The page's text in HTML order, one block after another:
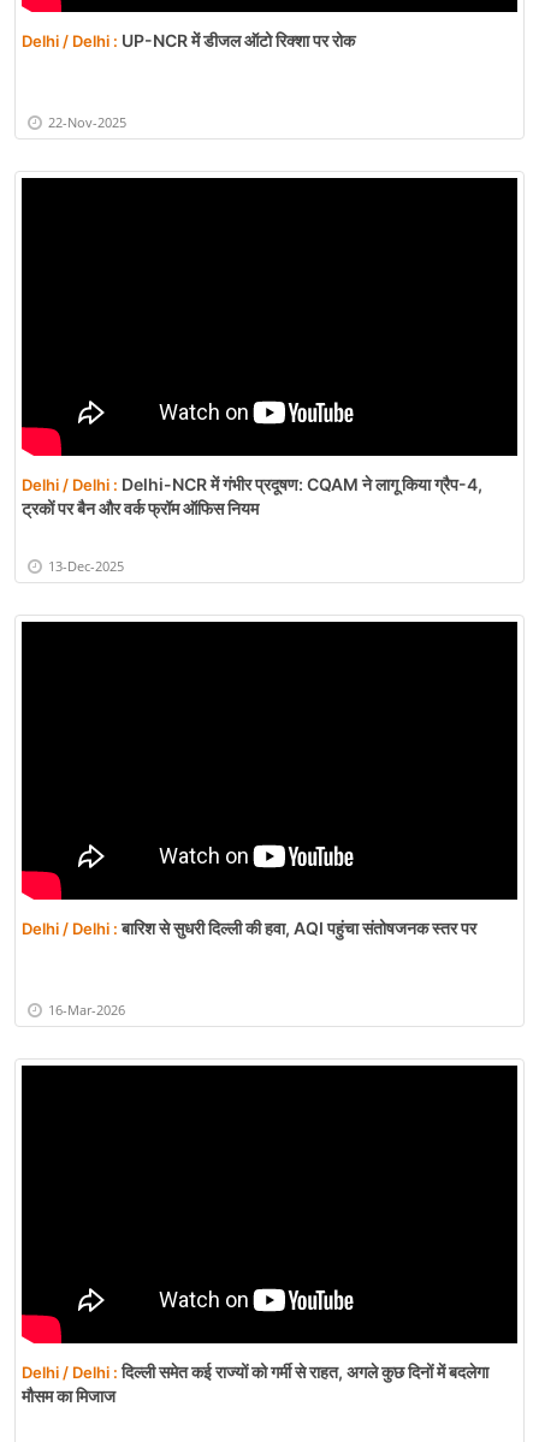
Delhi / Delhi : UP-NCR में डीजल ऑटो रिक्शा पर रोक
22-Nov-2025
Delhi / Delhi : Delhi-NCR में गंभीर प्रदूषण: CQAM ने लागू किया ग्रैप-4,
ट्रकों पर बैन और वर्क फ्रॉम ऑफिस नियम
13-Dec-2025
Delhi / Delhi :बारिश से सुधरी दिल्ली की हवा, AQI पहुंचा संतोषजनक स्तर पर
16-Mar-2026
Delhi / Delhi :दिल्ली समेत कई राज्यों को गर्मी से राहत, अगले कुछ दिनों में बदलेगा
मौसम का मिजाज